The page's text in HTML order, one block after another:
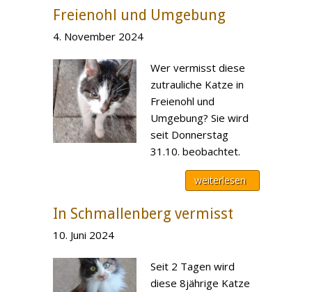
Freienohl und Umgebung
4. November 2024
Wer vermisst diese
zutrauliche Katze in
Freienohl und
Umgebung? Sie wird
seit Donnerstag
31.10. beobachtet.
weiterlesen
In Schmallenberg vermisst
10. Juni 2024
Seit 2 Tagen wird
diese 8jährige Katze